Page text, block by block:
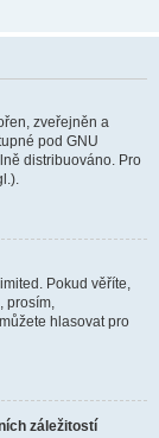
zveřejněn a
pod GNU
distribuováno. Pro
Pokud věříte,
prosím,
hlasovat pro
záležitostí